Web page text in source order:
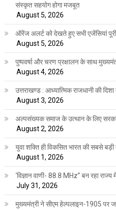
संस्कृत सहयोग होगा मजबूत
August 5, 2026
ऑरेंज अलर्ट को देखते हुए सभी एजेंसियां
August 5, 2026
पुष्पवर्षा और चरण प्रक्षालन के साथ
August 4, 2026
उत्तराखण्ड : आध्यात्मिक राजधानी की
August 3, 2026
अल्पसंख्यक समाज के उत्थान के लिए सरकार
August 2, 2026
युवा शक्ति ही विकसित भारत की सबसे
August 1, 2026
‘विज्ञान वाणी- 88.8 MHz” बन रहा
July 31, 2026
मुख्यमंत्री ने सीएम हेल्पलाइन-1905 पर